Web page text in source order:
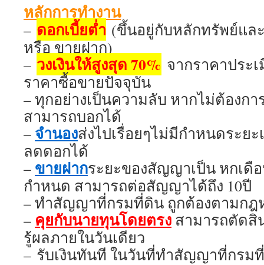
หลักการทำงาน
– ดอกเบี้ยต่ำ (ขึ้นอยู่กับหลักทรัพย์แล
หรือ ขายฝาก)
– วงเงินให้สูงสุด 70% จากราคาประ
ราคาซื้อขายปัจจุบัน
– ทุกอย่างเป็นความลับ หากไม่ต้องก
สามารถบอกได้
– จำนองส่งไปเรื่อยๆไม่มีกำหนดระย
ลดดอกได้
– ขายฝากระยะของสัญญาเป็น หกเดื
กำหนด สามารถต่อสัญญาได้ถึง 10ปี
– ทำสัญญาที่กรมที่ดิน ถูกต้องตามกฎ
– คุยกับนายทุนโดยตรง สามารถตัดสิ
รู้ผลภายในวันเดียว
– รับเงินทันที ในวันที่ทำสัญญาที่กรม